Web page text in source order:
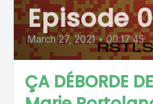
Episode 0
March 27, 2021 • 00:17:45
ÇA DÉBORDE